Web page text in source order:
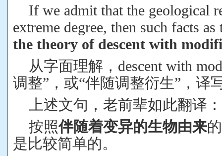
If we admit that the geological
extreme degree, then such facts
the theory of descent with
从字面理解， descent with
调整”，或“伴随调整衍生”，译
上述文句，老前辈如此翻译：
按照伴随着变异的生物由来
是比较简单的。